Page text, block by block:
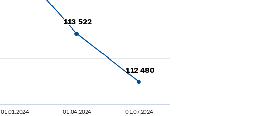
113 522
113 522
112 480
112 480
01.01.2024 01.04.2024 01.07.2024